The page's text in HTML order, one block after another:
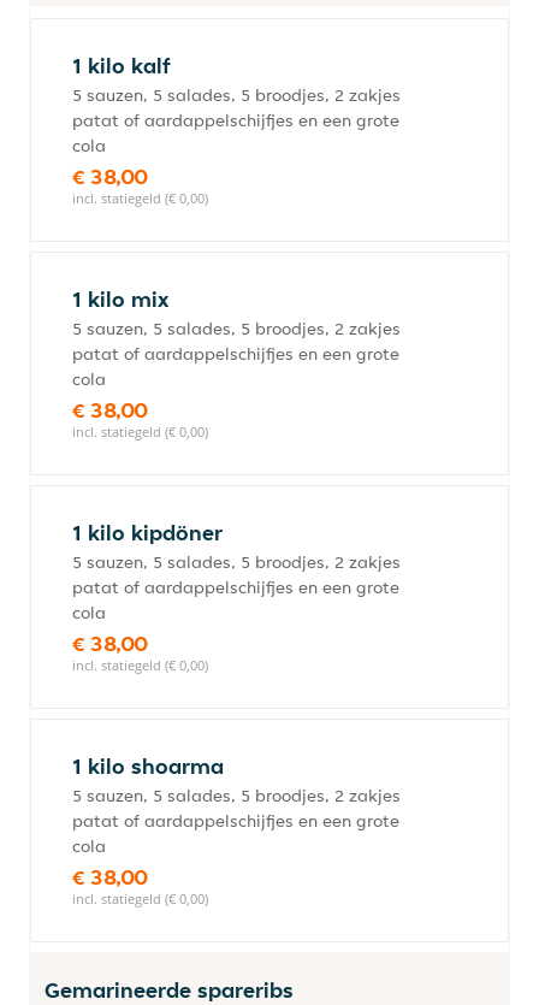
1 kilo kalf
5 sauzen, 5 salades, 5 broodjes, 2 zakjes
patat of aardappelschijfjes en een grote
cola
€ 38,00
incl. statiegeld (€ 0,00)
1 kilo mix
5 sauzen, 5 salades, 5 broodjes, 2 zakjes
patat of aardappelschijfjes en een grote
cola
€ 38,00
incl. statiegeld (€ 0,00)
1 kilo kipdöner
5 sauzen, 5 salades, 5 broodjes, 2 zakjes
patat of aardappelschijfjes en een grote
cola
€ 38,00
incl. statiegeld (€ 0,00)
1 kilo shoarma
5 sauzen, 5 salades, 5 broodjes, 2 zakjes
patat of aardappelschijfjes en een grote
cola
€ 38,00
incl. statiegeld (€ 0,00)
Gemarineerde spareribs